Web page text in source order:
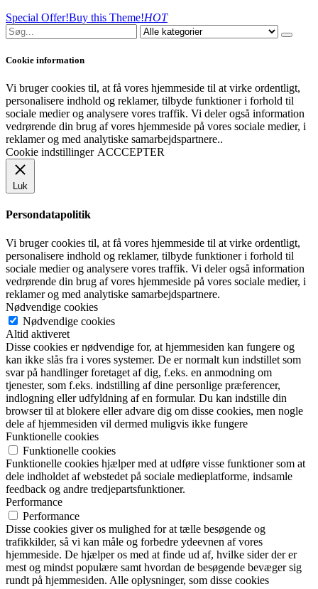
Special Offer!Buy this Theme!HOT
Cookie information
Vi bruger cookies til, at få vores hjemmeside til at virke ordentligt,
personalisere indhold og reklamer, tilbyde funktioner i forhold til
sociale medier og analysere vores traffik. Vi deler også information
vedrørende din brug af vores hjemmeside på vores sociale medier, i
reklamer og med analytiske samarbejdspartnere..
Cookie indstillinger ACCCEPTER
Luk
Persondatapolitik
Vi bruger cookies til, at få vores hjemmeside til at virke ordentligt,
personalisere indhold og reklamer, tilbyde funktioner i forhold til
sociale medier og analysere vores traffik. Vi deler også information
vedrørende din brug af vores hjemmeside på vores sociale medier, i
reklamer og med analytiske samarbejdspartnere.
Nødvendige cookies
Nødvendige cookies
Altid aktiveret
Disse cookies er nødvendige for, at hjemmesiden kan fungere og
kan ikke slås fra i vores systemer. De er normalt kun indstillet som
svar på handlinger foretaget af dig, f.eks. en anmodning om
tjenester, som f.eks. indstilling af dine personlige præferencer,
indlogning eller udfyldning af en formular. Du kan indstille din
browser til at blokere eller advare dig om disse cookies, men nogle
dele af hjemmesiden vil dermed muligvis ikke fungere
Funktionelle cookies
Funktionelle cookies
Funktionelle cookies hjælper med at udføre visse funktioner som at
dele indholdet af webstedet på sociale medieplatforme, indsamle
feedback og andre tredjepartsfunktioner.
Performance
Performance
Disse cookies giver os mulighed for at tælle besøgende og
trafikkilder, så vi kan måle og forbedre ydeevnen af vores
hjemmeside. De hjælper os med at finde ud af, hvilke sider der er
mest og mindst populære samt hvordan de besøgende bevæger sig
rundt på hjemmesiden. Alle oplysninger, som disse cookies